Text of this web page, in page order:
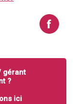
gérant
?
ici